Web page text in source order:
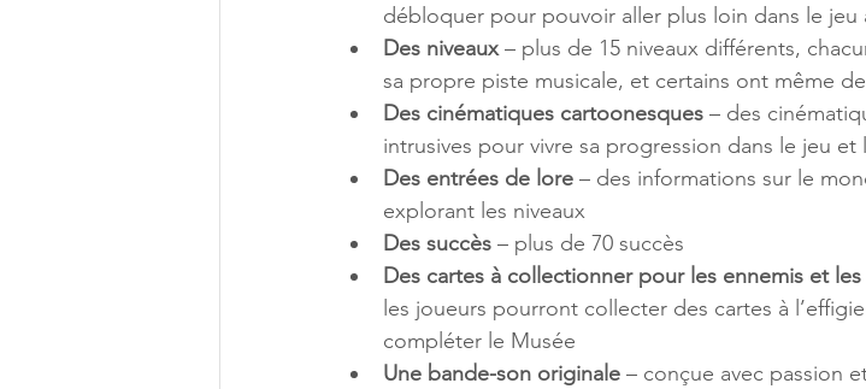
débloquer pour pouvoir aller plus loin dans le jeu
Des niveaux – plus de 15 niveaux différents,
sa propre piste musicale, et certains ont même
Des cinématiques cartoonesques – des
intrusives pour vivre sa progression dans le jeu et
Des entrées de lore – des informations sur le
explorant les niveaux
Des succès – plus de 70 succès
Des cartes à collectionner pour les ennemis et les
les joueurs pourront collecter des cartes à
compléter le Musée
Une bande-son originale – conçue avec passion